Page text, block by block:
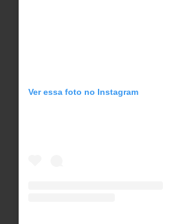
Ver essa foto no Instagram